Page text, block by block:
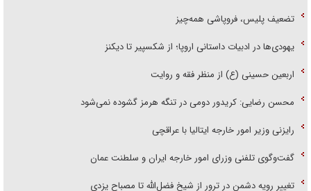
تضعیف پلیس، فروپاشی همه‌چیز
یهودی‌ها در ادبیات داستانی اروپا؛ از شکسپیر تا دیکنز
اربعین حسینی (ع) از منظر فقه و روایت
محسن رضایی: کریدور دومی در تنگه هرمز گشوده نمی‌شود
رایزنی وزیر امور خارجه ایتالیا با عراقچی
گفت‌وگوی تلفنی وزرای امور خارجه ایران و سلطنت عمان
تغییر رویه دشمن در ترور از شیخ فضل‌الله تا مصباح یزدی